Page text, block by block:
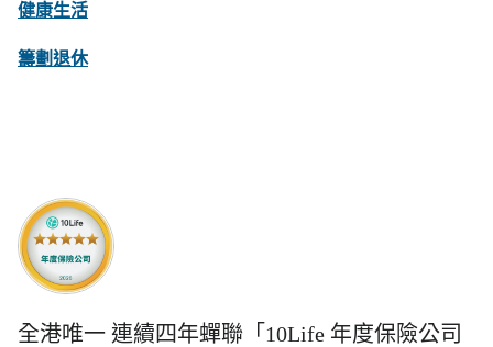
健康生活
籌劃退休
全港唯一 連續四年蟬聯「10Life 年度保險公司